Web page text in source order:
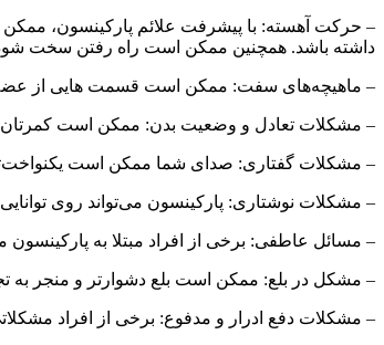
– حرکت آهسته: با پیشرفت علائم پارکینسون،
داشته باشد. همچنین ممکن است راه رفتن سخت
– ماهیچه‌های سفت: ممکن است قسمت هایی از
– مشکلات تعادل و وضعیت بدن: ممکن است کمرتان
– مشکلات گفتاری: صدای شما ممکن است
– مشکلات نوشتاری: پارکینسون می‌تواند روی
– مسائل عاطفی: برخی از افراد مبتلا به
– مشکل در بلع: ممکن است بلع دشوارتر و منجر به
– مشکلات دفع ادرار و مدفوع: برخی از افراد